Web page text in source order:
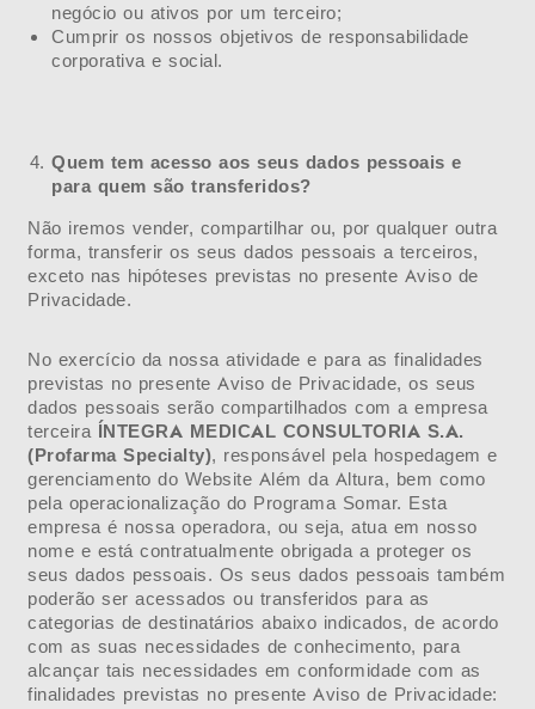
negócio ou ativos por um terceiro;
Cumprir os nossos objetivos de responsabilidade
corporativa e social.
Quem tem acesso aos seus dados pessoais e
para quem são transferidos?
Não iremos vender, compartilhar ou, por qualquer outra
forma, transferir os seus dados pessoais a terceiros,
exceto nas hipóteses previstas no presente Aviso de
Privacidade.
No exercício da nossa atividade e para as finalidades
previstas no presente Aviso de Privacidade, os seus
dados pessoais serão compartilhados com a empresa
terceira ÍNTEGRA MEDICAL CONSULTORIA S.A.
(Profarma Specialty), responsável pela hospedagem e
gerenciamento do Website Além da Altura, bem como
pela operacionalização do Programa Somar. Esta
empresa é nossa operadora, ou seja, atua em nosso
nome e está contratualmente obrigada a proteger os
seus dados pessoais. Os seus dados pessoais também
poderão ser acessados ou transferidos para as
categorias de destinatários abaixo indicados, de acordo
com as suas necessidades de conhecimento, para
alcançar tais necessidades em conformidade com as
finalidades previstas no presente Aviso de Privacidade: